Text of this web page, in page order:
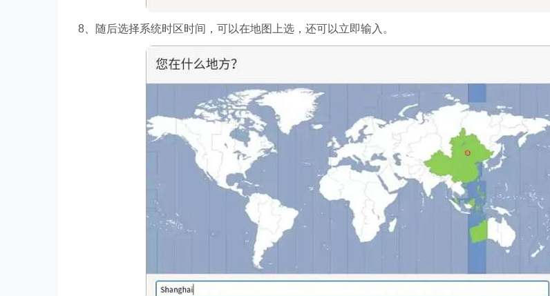
8、随后选择系统时区时间，可以在地图上选，还可以立即输入。